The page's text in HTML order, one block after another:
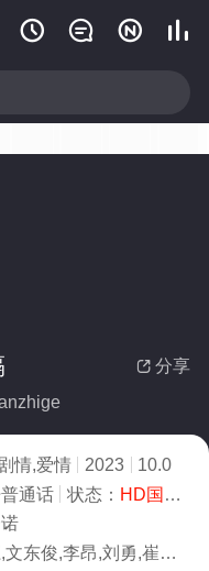
   
 分享
情,爱情 2023
10.0
通话 状态： HD国语/高清
,刘勇,崔宏利,钟小丹,赵小宁,黄博斯,闻雨,卜文革,聂永新,吴长明